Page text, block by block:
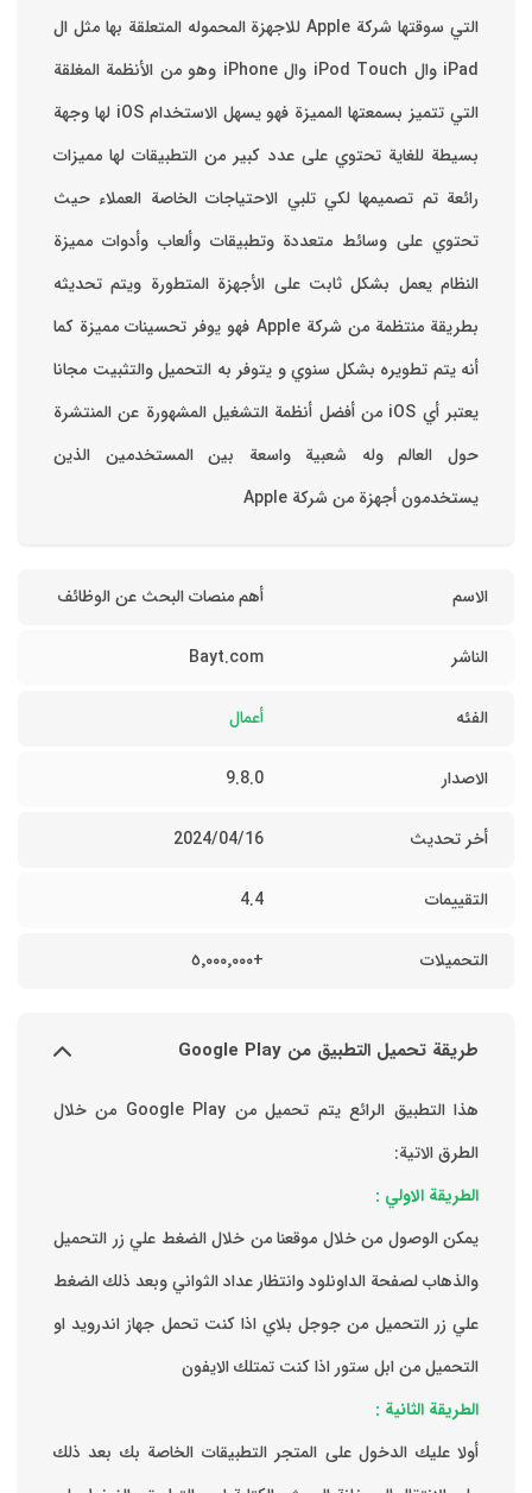
التي سوقتها شركة Apple للاجهزة المحموله المتعلقة بها مثل ال
iPad وال iPod Touch وال iPhone وهو من الأنظمة المغلقة
التي تتميز بسمعتها المميزة فهو يسهل الاستخدام ‏iOS لها وجهة
بسيطة للغاية تحتوي على عدد كبير من التطبيقات لها مميزات
رائعة تم تصميمها لكي تلبي الاحتياجات الخاصة العملاء حيث
تحتوي على وسائط متعددة وتطبيقات وألعاب وأدوات مميزة
‏النظام يعمل بشكل ثابت على الأجهزة المتطورة ويتم تحديثه
بطريقة منتظمة من شركة Apple فهو يوفر تحسينات مميزة كما
أنه يتم تطويره بشكل سنوي و يتوفر به التحميل والتثبيت مجانا
‏يعتبر أي iOS من أفضل أنظمة التشغيل المشهورة عن المنتشرة
حول العالم وله شعبية واسعة بين المستخدمين الذين
يستخدمون أجهزة من شركة Apple
الاسم أهم منصات البحث عن الوظائف
الناشر Bayt.com
الفئه أعمال
الاصدار 9.8.0
أخر تحديث 16‏/04‏/2024
التقييمات 4.4
التحميلات +٥٬٠٠٠٬٠٠٠
طريقة تحميل التطبيق من Google Play
هذا التطبيق الرائع يتم تحميل من Google Play من خلال
الطرق الاتية:
الطريقة الاولي :
يمكن الوصول من خلال موقعنا من خلال الضغط علي زر التحميل
والذهاب لصفحة الداونلود وانتظار عداد الثواني وبعد ذلك الضغط
علي زر التحميل من جوجل بلاي اذا كنت تحمل جهاز اندرويد او
التحميل من ابل ستور اذا كنت تمتلك الايفون
الطريقة الثانية :
‏أولا عليك الدخول على المتجر التطبيقات الخاصة بك ‏بعد ذلك